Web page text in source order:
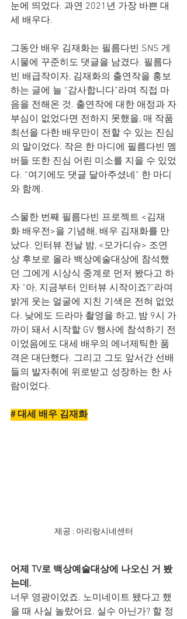
눈에 띄었다. 과연 2021년 가장 바쁜 대
세 배우다.
그동안 배우 김재화는 필름다빈 SNS 게
시물에 꾸준히도 댓글을 남겼다. 필름다
빈 배급작이자, 김재화의 출연작을 홍보
하는 글에 늘 “감사합니다”라며 직접 마
음을 전해온 것. 출연작에 대한 애정과 자
부심이 없었다면 전하지 못했을, 매 작품
최선을 다한 배우만이 전할 수 있는 진심
의 말이었다. 작은 한 마디에 필름다빈 멤
버들 또한 진심 어린 미소를 지을 수 있었
다. “여기에도 댓글 달아주셨네” 한 마디
와 함께.
스물한 번째 필름다빈 프로젝트 <김재
화 배우전>을 기념해, 배우 김재화를 만
났다. 인터뷰 전날 밤, <모가디슈> 조연
상 후보로 올라 백상예술대상에 참석했
던 그에게 시상식 중계로 먼저 봤다고 하
자 “아, 지금부터 인터뷰 시작이죠?”라며
밝게 웃는 얼굴에 지친 기색은 전혀 없었
다. 낮에도 드라마 촬영을 하고, 밤 9시 가
까이 돼서 시작할 GV 행사에 참석하기 전
이었음에도 대세 배우의 에너제틱한 품
격은 대단했다. 그리고 그도 앞서간 선배
들의 발자취에 위로받고 성장하는 한 사
람이었다.
# 대세 배우 김재화
제공 : 아리랑시네센터
어제 TV로 백상예술대상에 나오신 거 봤
는데.
너무 영광이었죠. 노미네이트 됐다고 했
을 때 사실 놀랐어요. 실수 아닌가? 할 정